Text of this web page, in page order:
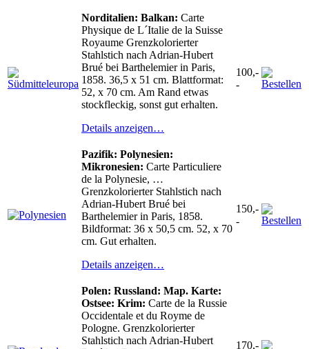
Norditalien: Balkan: Carte
Physique de L´Italie de la Suisse
Royaume Grenzkolorierter
Stahlstich nach Adrian-Hubert
Brué bei Barthelemier in Paris,
1858. 36,5 x 51 cm. Blattformat:
52, x 70 cm. Am Rand etwas
stockfleckig, sonst gut erhalten.
Details anzeigen…
100,-
-
Pazifik: Polynesien:
Mikronesien: Carte Particuliere
de la Polynesie, …
Grenzkolorierter Stahlstich nach
Adrian-Hubert Brué bei
Barthelemier in Paris, 1858.
Bildformat: 36 x 50,5 cm. 52, x 70
cm. Gut erhalten.
Details anzeigen…
150,-
-
Polen: Russland: Map. Karte:
Ostsee: Krim: Carte de la Russie
Occidentale et du Royme de
Pologne. Grenzkolorierter
Stahlstich nach Adrian-Hubert
170,-